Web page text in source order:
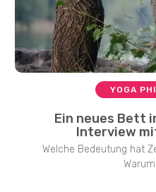
YOGA
Ein neues Bett
Interview
Welche Bedeutung hat